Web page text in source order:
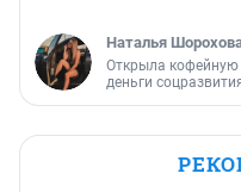
Наталья
Открыла кофейную
деньги